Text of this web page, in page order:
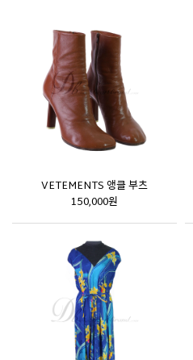
VETEMENTS 앵클 부츠
150,000원